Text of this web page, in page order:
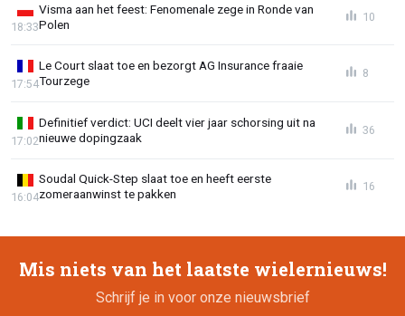
Visma aan het feest: Fenomenale zege in Ronde van
Polen
18:33
10
Le Court slaat toe en bezorgt AG Insurance fraaie
Tourzege
17:54
8
Definitief verdict: UCI deelt vier jaar schorsing uit na
nieuwe dopingzaak
17:02
36
Soudal Quick-Step slaat toe en heeft eerste
zomeraanwinst te pakken
16:04
16
Mis niets van het laatste wielernieuws!
Schrijf je in voor onze nieuwsbrief